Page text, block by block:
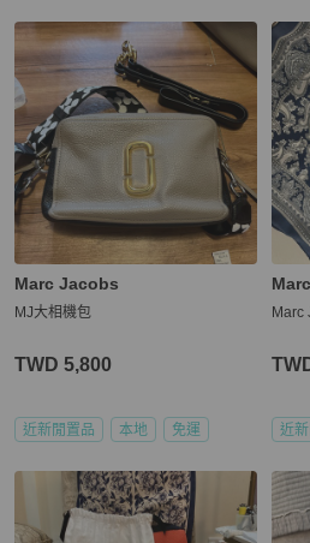
Marc Jacobs
MJ大相機包
TWD 5,800
近新閒置品 本地 免運
Marc
近